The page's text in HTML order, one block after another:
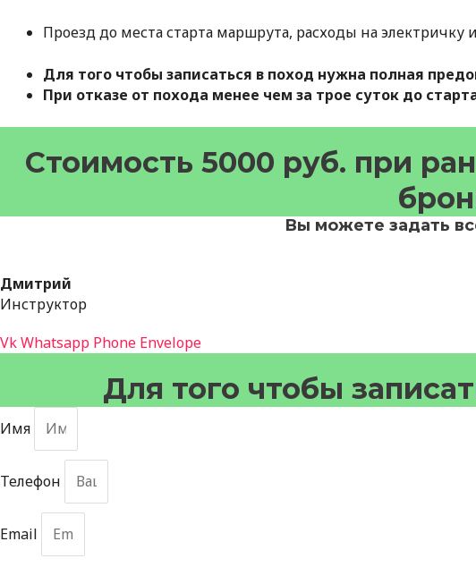
Проезд до места старта маршрута, расходы на электричку
Для того чтобы записаться в поход нужна полная
При отказе от похода менее чем за трое суток до
Стоимость 5000 руб. при
Вы можете задать
Дмитрий
Инструктор
VkWhatsapp Phone Envelope
Для того чтобы
Имя
Телефон
Email